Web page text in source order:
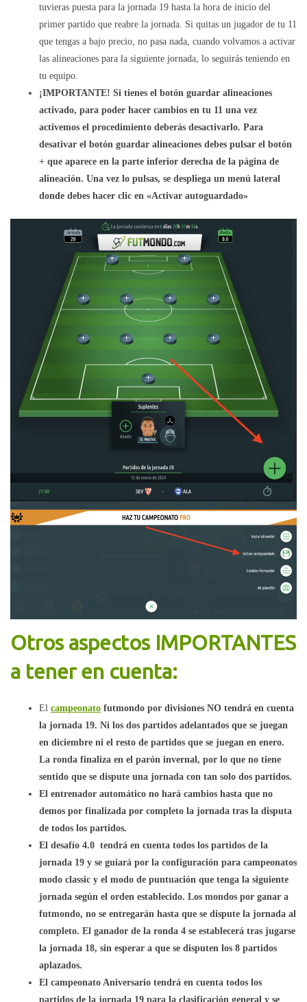
tuvieras puesta para la jornada 19 hasta la hora de inicio del
primer partido que reabre la jornada. Si quitas un jugador de tu 11
que tengas a bajo precio, no pasa nada, cuando volvamos a activar
las alineaciones para la siguiente jornada, lo seguirás teniendo en
tu equipo.
¡IMPORTANTE! Si tienes el botón guardar alineaciones
activado, para poder hacer cambios en tu 11 una vez
activemos el procedimiento deberás desactivarlo. Para
desativar el botón guardar alineaciones debes pulsar el botón
+ que aparece en la parte inferior derecha de la página de
alineación. Una vez lo pulsas, se despliega un menú lateral
donde debes hacer clic en «Activar autoguardado»
Otros aspectos IMPORTANTES
a tener en cuenta:
El campeonato futmondo por divisiones NO tendrá en cuenta
la jornada 19. Ni los dos partidos adelantados que se juegan
en diciembre ni el resto de partidos que se juegan en enero.
La ronda finaliza en el parón invernal, por lo que no tiene
sentido que se dispute una jornada con tan solo dos partidos.
El entrenador automático no hará cambios hasta que no
demos por finalizada por completo la jornada tras la disputa
de todos los partidos.
El desafío 4.0 tendrá en cuenta todos los partidos de la
jornada 19 y se guiará por la configuración para campeonatos
modo classic y el modo de puntuación que tenga la siguiente
jornada según el orden establecido. Los mondos por ganar a
futmondo, no se entregarán hasta que se dispute la jornada al
completo. El ganador de la ronda 4 se establecerá tras jugarse
la jornada 18, sin esperar a que se disputen los 8 partidos
aplazados.
El campeonato Aniversario tendrá en cuenta todos los
partidos de la jornada 19 para la clasificación general y se